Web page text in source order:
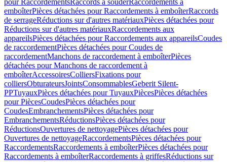
pour RaccordementsRaccords à souderRaccordements à
emboîterPièces détachées pour Raccordements à emboîterRaccords
de serrageRéductions sur d'autres matériauxPièces détachées pour
Réductions sur d'autres matériauxRaccordements aux
appareilsPièces détachées pour Raccordements aux appareilsCoudes
de raccordementPièces détachées pour Coudes de
raccordementManchons de raccordement à emboîterPièces
détachées pour Manchons de raccordement à
emboîterAccessoiresColliersFixations pour
colliersObturateursJointsConsommablesGeberit Silent-
PPTuyauxPièces détachées pour TuyauxPiècesPièces détachées
pour PiècesCoudesPièces détachées pour
CoudesEmbranchementsPièces détachées pour
EmbranchementsRéductionsPièces détachées pour
RéductionsOuvertures de nettoyagePièces détachées pour
Ouvertures de nettoyageRaccordementsPièces détachées pour
RaccordementsRaccordements à emboîterPièces détachées pour
Raccordements à emboîterRaccordements à griffesRéductions sur